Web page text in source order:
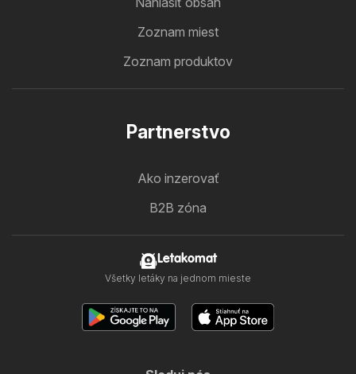
Zoznam miest
Zoznam produktov
Partnerstvo
Ako inzerovať
B2B zóna
Letakomat
Všetky letáky na jednom mieste